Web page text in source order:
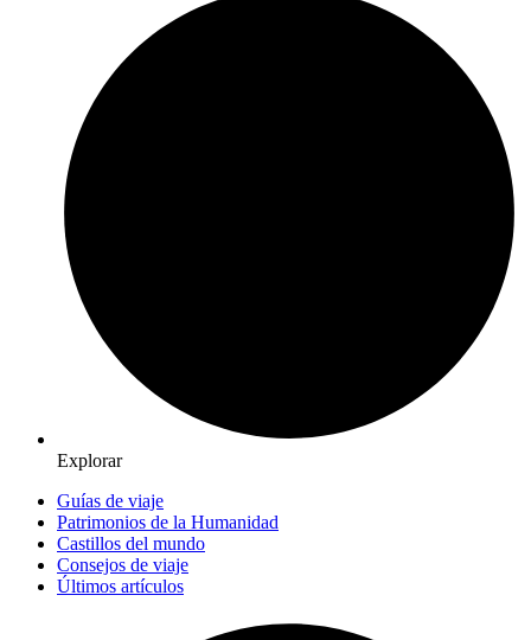
Explorar
Guías de viaje
Patrimonios de la Humanidad
Castillos del mundo
Consejos de viaje
Últimos artículos